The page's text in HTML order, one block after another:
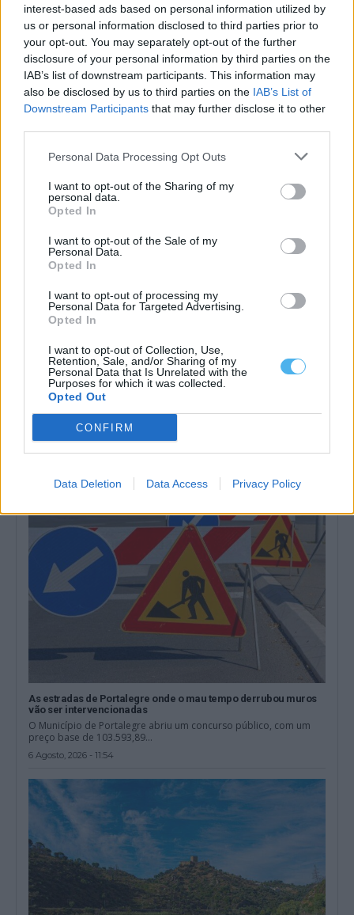
interest-based ads based on personal information utilized by
us or personal information disclosed to third parties prior to
your opt-out. You may separately opt-out of the further
disclosure of your personal information by third parties on the
IAB’s list of downstream participants. This information may
also be disclosed by us to third parties on the IAB’s List of
Downstream Participants that may further disclose it to other
Personal Data Processing Opt Outs
I want to opt-out of the Sharing of my
personal data.
Opted In
I want to opt-out of the Sale of my
Personal Data.
Opted In
I want to opt-out of processing my
Personal Data for Targeted Advertising.
Opted In
I want to opt-out of Collection, Use,
Retention, Sale, and/or Sharing of my
Personal Data that Is Unrelated with the
Purposes for which it was collected.
Opted Out
CONFIRM
Data Deletion Data Access Privacy Policy
das perdas causadas pelas tempestades
da largura e 34%...
As freguesias afetadas pela tempestade Kristin podem
As estradas de Portalegre onde o mau tempo derrubou muros
vão ser intervencionadas
O Município de Portalegre abriu um concurso público, com um
preço base de 103.593,89...
6 Agosto, 2026 - 11:54